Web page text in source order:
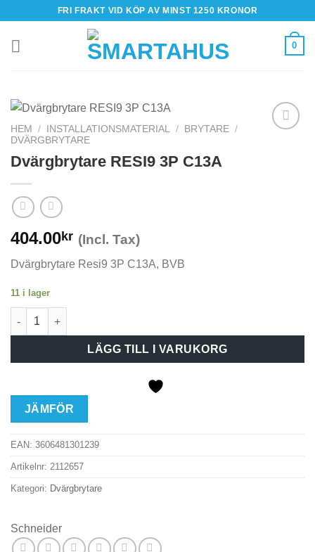
content
FRI FRAKT VID KÖP AV MINST 1250 KRONOR
0
HEM / INSTALLATIONSMATERIAL / BRYTARE /
DVÄRGBRYTARE
Dvärgbrytare RESI9 3P C13A
404.00kr (Incl. Tax)
Dvärgbrytare Resi9 3P C13A, BVB
11 i lager
Dvärgbrytare RESI9 3P C13A mängd
LÄGG TILL I VARUKORG
JÄMFÖR
EAN: 3606481301239
Artikelnr: 2112657
Kategori: Dvärgbrytare
Schneider